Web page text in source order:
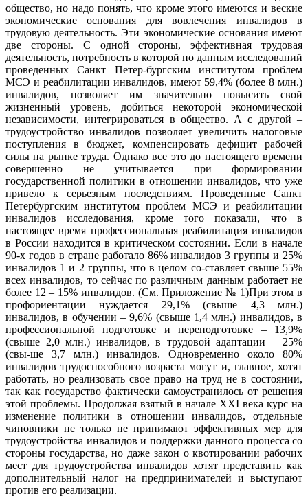
общество, но надо понять, что кроме этого имеются и веские
экономические основания для вовлечения инвалидов в
трудовую деятельность. Эти экономические основания имеют
две стороны. С одной стороны, эффективная трудовая
деятельность, потребность в которой по данным исследований
проведенных Санкт Петер-бургским институтом проблем
МСЭ и реабилитации инвалидов, имеют 59,4% (более 8 млн.)
инвалидов, позволяет им значительно повысить свой
жизненный уровень, добиться некоторой экономической
независимости, интегрироваться в общество. А с другой –
трудоустройство инвалидов позволяет увеличить налоговые
поступления в бюджет, компенсировать дефицит рабочей
силы на рынке труда. Однако все это до настоящего времени
совершенно не учитывается при формировании
государственной политики в отношении инвалидов, что уже
привело к серьезным последствиям. Проведенные Санкт
Петербургским институтом проблем МСЭ и реабилитации
инвалидов исследования, кроме того показали, что в
настоящее время профессиональная реабилитация инвалидов
в России находится в критическом состоянии. Если в начале
90-х годов в стране работало 86% инвалидов 3 группы и 25%
инвалидов 1 и 2 группы, что в целом со-ставляет свыше 55%
всех инвалидов, то сейчас по различным данным работает не
более 12 – 15% инвалидов. (См. Приложение № 1)При этом в
профориентации нуждается 29,1% (свыше 4,3 млн.)
инвалидов, в обучении – 9,6% (свыше 1,4 млн.) инвалидов, в
профессиональной подготовке и переподготовке – 13,9%
(свыше 2,0 млн.) инвалидов, в трудовой адаптации – 25%
(свы-ше 3,7 млн.) инвалидов. Одновременно около 80%
инвалидов трудоспособного возраста могут и, главное, хотят
работать, но реализовать свое право на труд не в состоянии,
так как государство фактически самоустранилось от решения
этой проблемы. Продолжая взятый в начале XXI века курс на
изменение политики в отношении инвалидов, отдельные
чиновники не только не принимают эффективных мер для
трудоустройства инвалидов и поддержки данного процесса со
стороны государства, но даже закон о квотировании рабочих
мест для трудоустройства инвалидов хотят представить как
дополнительный налог на предпринимателей и выступают
против его реализации.